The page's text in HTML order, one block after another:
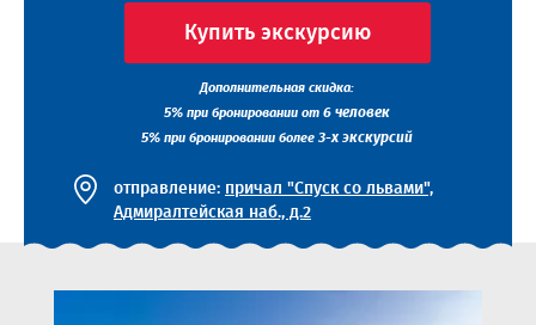
Купить экскурсию
Дополнительная скидка:
5% при бронировании от 6 человек
5% при бронировании более 3-х экскурсий
отправление: причал "Спуск со львами",
Адмиралтейская наб., д.2